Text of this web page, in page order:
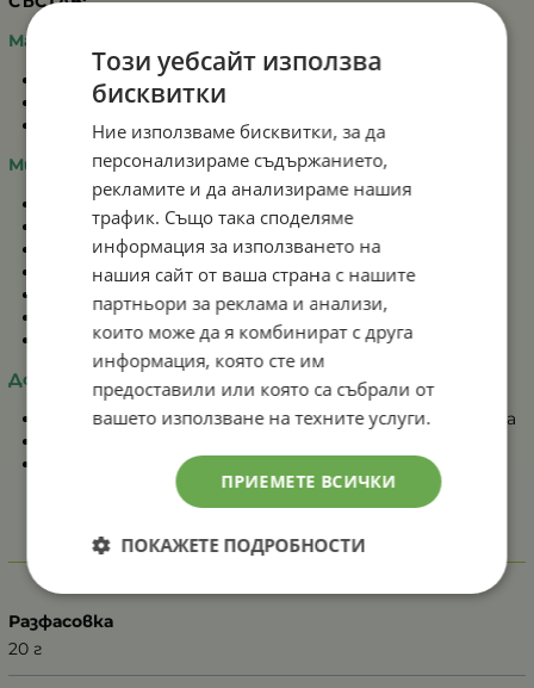
Макроелементи:
Азот - 10%
Фосфор -45%
Калий - 10%
Микроелементи:
Бор - 0.02%
Желязо - 0.03%
Манган - 0.02%
Мед - 0.02%
Магнезий - 2%
Цинк - 0.02%
Дози и приложение:
Една опаковка 20 гр е достатъчна за 10 литра вода
Може да се прилага листно и почвено
Характеристики
Разфасовка
20 г
Този уебсайт използва
бисквитки
Ние използваме бисквитки, за да
персонализираме съдържанието,
рекламите и да анализираме нашия
трафик. Също така споделяме
информация за използването на
нашия сайт от ваша страна с нашите
партньори за реклама и анализи,
които може да я комбинират с друга
информация, която сте им
предоставили или която са събрали от
вашето използване на техните услуги.
ПРИЕМЕТЕ ВСИЧКИ
ПОКАЖЕТЕ ПОДРОБНОСТИ